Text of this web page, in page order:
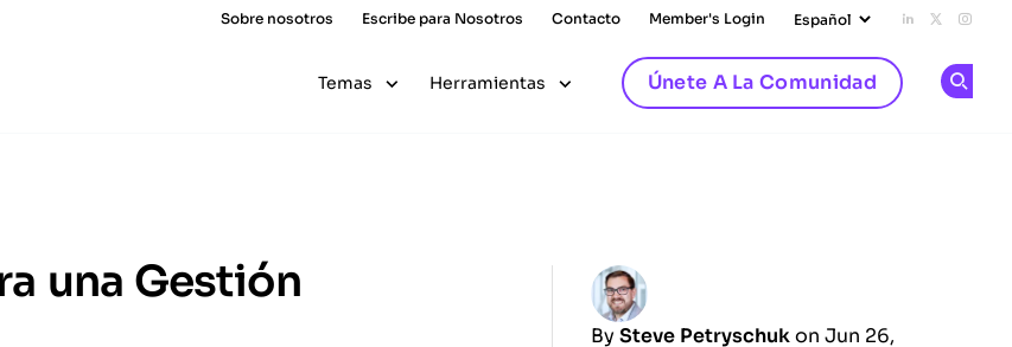
Sobre nosotros Escribe para Nosotros Contacto Member's Login Add us on
Follow
Temas Herramientas Únete A La Comunidad
una Gestión
By Steve Petryschuk on Jun 26,